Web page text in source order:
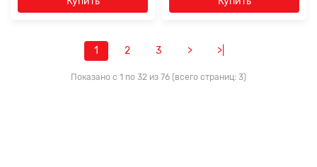
1 2 3 > >|
Показано с 1 по 32 из 76 (всего страниц: 3)